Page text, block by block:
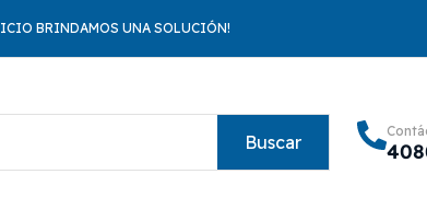
BRINDAMOS UNA SOLUCIÓN!
Buscar